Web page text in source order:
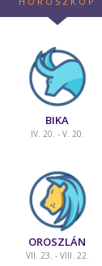
BIKA
IV. 20. - V. 20.
OROSZLÁN
VII. 23. - VIII. 22.